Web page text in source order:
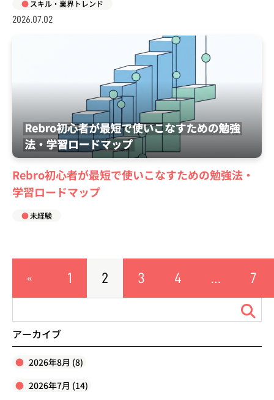
スキル・業界トレンド
2026.07.02
Rebro初心者が最短で使いこなすための勉強法・
学習ロードマップ
未経験
«
へ
1 2 3 4 … 7
アーカイブ
2026年8月 (8)
2026年7月 (14)